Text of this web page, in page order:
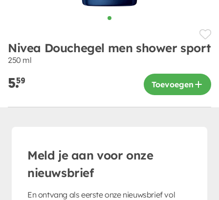
Nivea Douchegel men shower sport
250 ml
5.59 Toevoegen
Meld je aan voor onze
nieuwsbrief
En ontvang als eerste onze nieuwsbrief vol